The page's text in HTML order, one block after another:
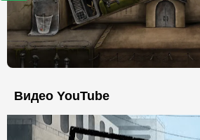
Видео YouTube